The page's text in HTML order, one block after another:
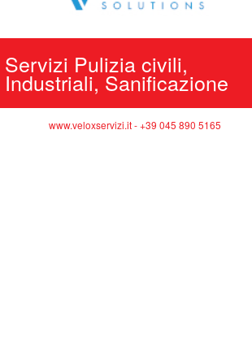
Servizi Pulizia civili,
Industriali, Sanificazione
www.veloxservizi.it - +39 045 890 5165